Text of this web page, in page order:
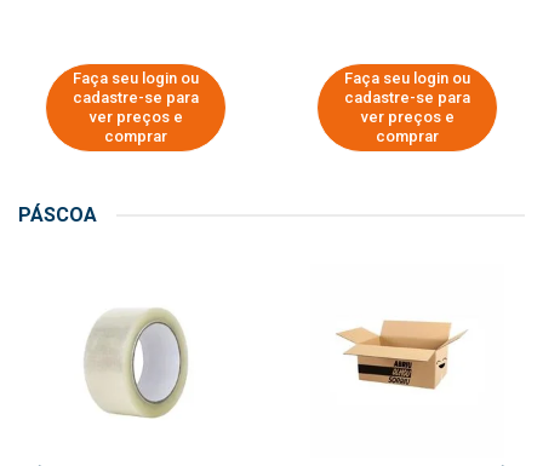
Faça seu login ou
cadastre-se para
ver preços e
comprar
Faça seu login ou
cadastre-se para
ver preços e
comprar
PÁSCOA